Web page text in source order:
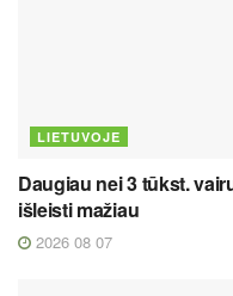
LIETUVOJE
Daugiau nei 3 tūkst.
išleisti mažiau
2026 08 07